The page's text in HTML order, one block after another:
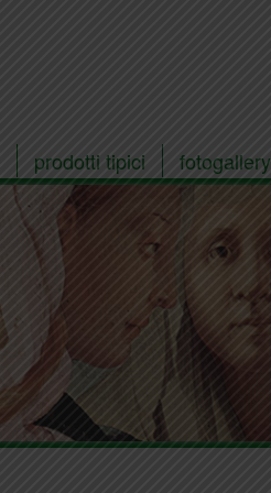
prodotti tipici fotogallery